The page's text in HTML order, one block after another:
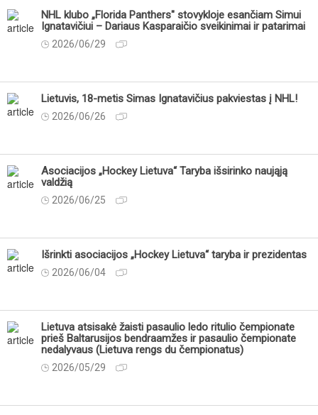
NHL klubo „Florida Panthers" stovykloje esančiam Simui
Ignatavičiui – Dariaus Kasparaičio sveikinimai ir patarimai
2026/06/29
Lietuvis, 18-metis Simas Ignatavičius pakviestas į NHL!
2026/06/26
Asociacijos „Hockey Lietuva“ Taryba išsirinko naująją
valdžią
2026/06/25
Išrinkti asociacijos „Hockey Lietuva“ taryba ir prezidentas
2026/06/04
Lietuva atsisakė žaisti pasaulio ledo ritulio čempionate
prieš Baltarusijos bendraamžes ir pasaulio čempionate
nedalyvaus (Lietuva rengs du čempionatus)
2026/05/29